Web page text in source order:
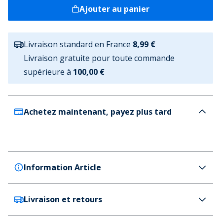
Ajouter au panier
Livraison standard en France 8,99 €
Livraison gratuite pour toute commande
supérieure à 100,00 €
Achetez maintenant, payez plus tard
Information Article
Vero Moda
Vero Moda Fille Flora Pacquet Double soutiens-
Livraison et retours